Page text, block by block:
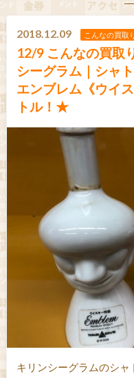
2018.12.09 こんなの買取
12/9 こんなの買取
シーグラム｜シャ
エンブレム《ウイ
トル！★
キリンシーグラムのシ